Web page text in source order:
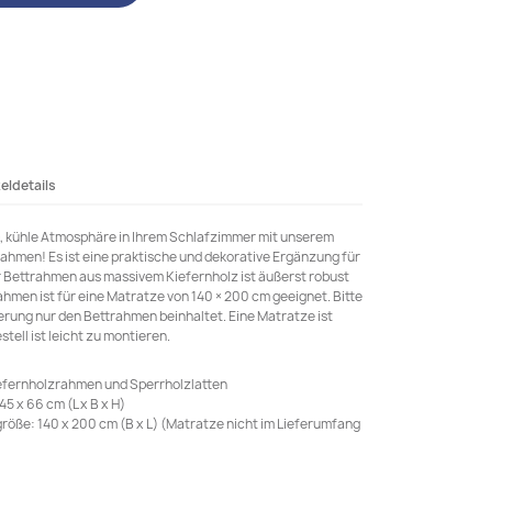
Atmosphäre in Ihrem Schlafzimmer mit unserem
Es ist eine praktische und dekorative Ergänzung für
aus massivem Kiefernholz ist äußerst robust
ist für eine Matratze von 140 × 200 cm geeignet. Bitte
nur den Bettrahmen beinhaltet. Eine Matratze ist
ist leicht zu montieren.
und Sperrholzlatten
x 66 cm (L x B x H)
140 x 200 cm (B x L) (Matratze nicht im Lieferumfang